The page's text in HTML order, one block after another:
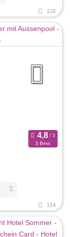
116
3 Bew.
114